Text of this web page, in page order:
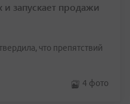
и запускает продажи
что препятствий
4 фото